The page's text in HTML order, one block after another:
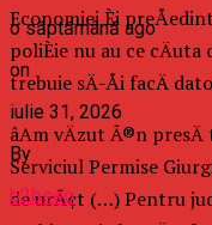
Economiei Èi
poliÈie nu au ce cÄuta
trebuie sÄ-Åi facÄ
âAm vÄzut Ã®n
Serviciul Permise
de urÃ¢t (…) Pentru
o săptămână ago
on
iulie 31, 2026
By
b2bseo